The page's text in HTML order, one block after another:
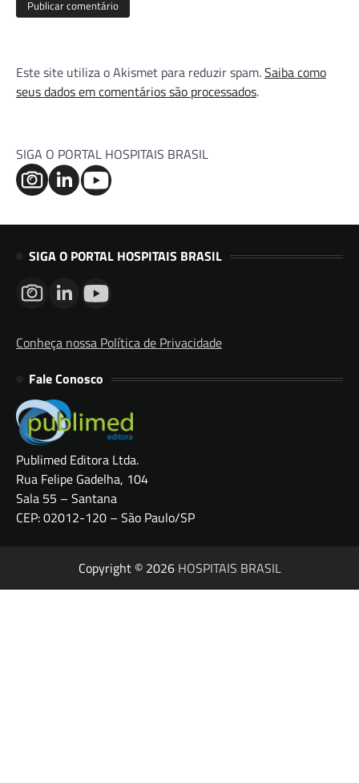
Este site utiliza o Akismet para reduzir spam.Saiba como
seus dados em comentários são processados.
SIGA O PORTAL HOSPITAIS BRASIL
SIGA O PORTAL HOSPITAIS BRASIL
Conheça nossa Política de Privacidade
Fale Conosco
Publimed Editora Ltda.
Rua Felipe Gadelha, 104
Sala 55 – Santana
CEP: 02012-120 – São Paulo/SP
Copyright © 2026 HOSPITAIS BRASIL